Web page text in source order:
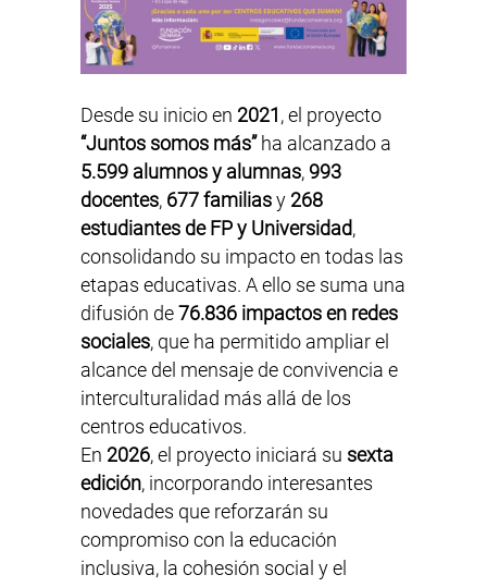
Desde su inicio en 2021, el proyecto
“Juntos somos más”ha alcanzado a
5.599 alumnos y alumnas, 993
docentes, 677 familiasy 268
estudiantes de FP y Universidad,
consolidando su impacto en todas las
etapas educativas. A ello se suma una
difusión de76.836 impactos en redes
sociales, que ha permitido ampliar el
alcance del mensaje de convivencia e
interculturalidad más allá de los
centros educativos.
En 2026, el proyecto iniciará su sexta
edición, incorporando interesantes
novedades que reforzarán su
compromiso con la educación
inclusiva, la cohesión social y el